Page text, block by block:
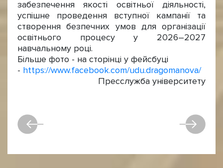
забезпечення якості освітньої діяльності,
успішне проведення вступної кампанії та
створення безпечних умов для організації
освітнього процесу у 2026–2027
навчальному році.
Більше фото - на сторінці у фейсбуці
- https://www.facebook.com/udu.dragomanova/
Пресслужба університету